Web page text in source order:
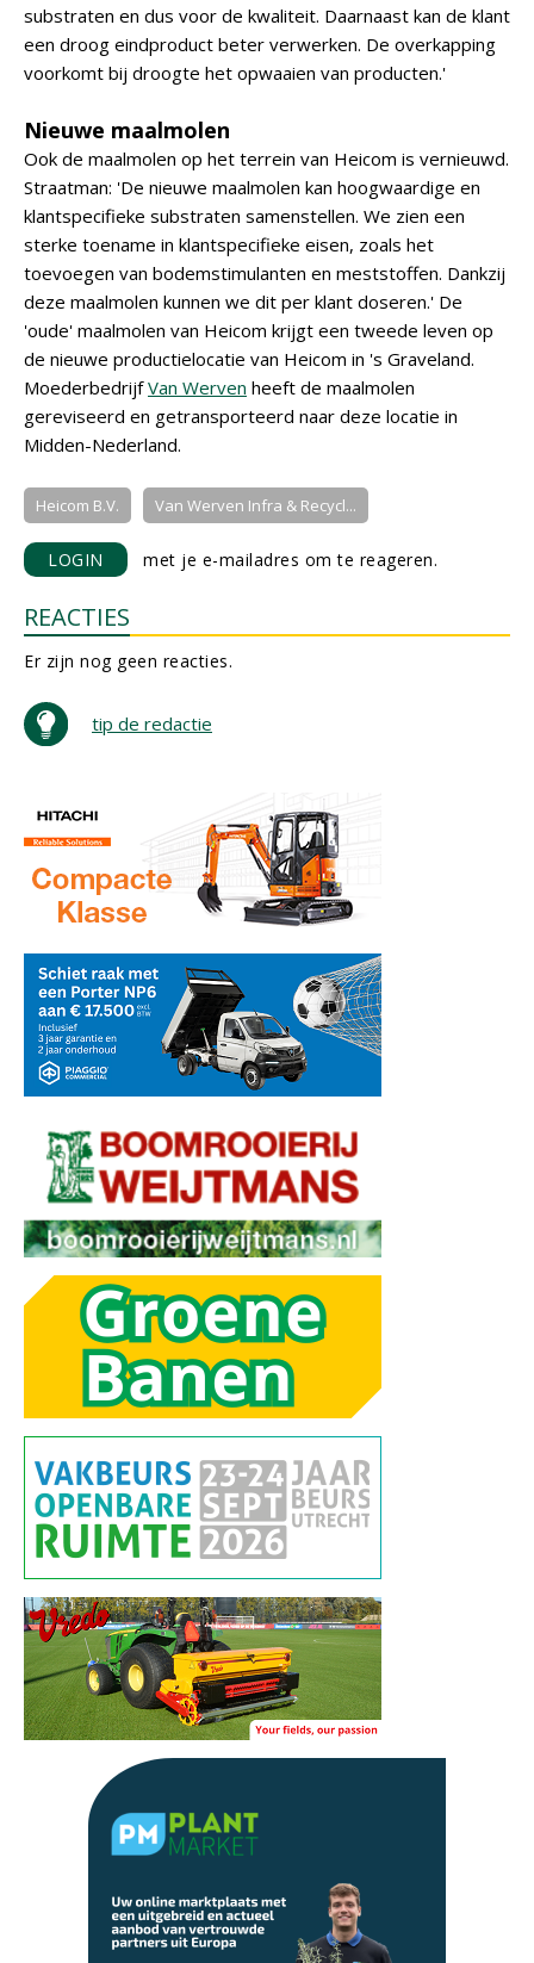
substraten en dus voor de kwaliteit. Daarnaast kan de klant
een droog eindproduct beter verwerken. De overkapping
voorkomt bij droogte het opwaaien van producten.'
Nieuwe maalmolen
Ook de maalmolen op het terrein van Heicom is vernieuwd.
Straatman: 'De nieuwe maalmolen kan hoogwaardige en
klantspecifieke substraten samenstellen. We zien een
sterke toename in klantspecifieke eisen, zoals het
toevoegen van bodemstimulanten en meststoffen. Dankzij
deze maalmolen kunnen we dit per klant doseren.' De
'oude' maalmolen van Heicom krijgt een tweede leven op
de nieuwe productielocatie van Heicom in 's Graveland.
MoederbedrijfVan Werven heeft de maalmolen
gereviseerd en getransporteerd naar deze locatie in
Midden-Nederland.
Heicom B.V. Van Werven Infra & Recycl...
LOGIN met je e-mailadres om te reageren.
REACTIES
Er zijn nog geen reacties.
tip de redactie